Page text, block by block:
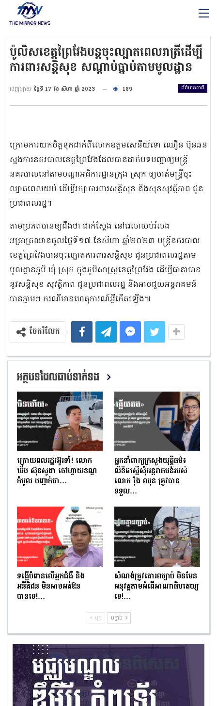
ប៉ូលិសខេត្តព្រៃវែងបន្តចុះល្បាតពេលរាត្រីដើម្បី
ការពារសន្តិសុខ សណ្ដាប់ធ្នាប់តាមមូលដ្ឋាន
ព័ត៌មានជាតិ
ចេញផ្សាយ ថ្ងៃទី 17 ខែ សីហា ឆ្នាំ 2023 189
ក្រោមការយកចិត្តទុកដាក់ពីលោកឧត្ដមសេនីយ៍ទោ ឈឿន ប៊ុនឆន
ស្នងការនគរបាលខេត្តព្រៃវែងដែលបានដាក់បទបញ្ជាឲ្យមន្ត្រី
នគរបាលនៅតាមបណ្ដាអធិការដ្ឋានក្រុង ស្រុក ឲ្យចាត់មន្ត្រីចុះ
ល្បាតពេលយប់ ដើម្បីរក្សាការពារសន្តិសុខ និងសុខសុវត្ថិភាព ជូន
ប្រជាពលរដ្ឋ។
តាមប្រភពបានឲ្យដឹងថា ជាក់ស្តែង នៅវេលាយប់រំលង
អធ្រាត្រឈានចូលថ្ងៃទី១៧ ខែសីហា ឆ្នាំ២០២៣ មន្ត្រីនគរបាល
ខេត្តព្រៃវែងបានចុះល្បាតការពារសន្តិសុខ ជូនប្រជាពលរដ្ឋតាម
មូលដ្ឋានភូមិ ឃុំ ស្រុក ក្នុងភូមិសាស្ត្រខេត្តព្រៃវែង ដើម្បីធានាបាន
នូវសន្តិសុខ សុវត្ថិភាព ជូនប្រជាពលរដ្ឋ និងអាចជួយអន្តរាគមន៍
បានភ្លាមៗ ករណីមានហេតុការណ៍អ្វីកើតឡើង៕
ចែករំលែក
អត្ថបទដែលជាប់ទាក់ទង
ក្រោយពលរដ្ឋរអ៊ូរទាំ! លោក
ឃឹម ស៊ុនសូដា ចៅហ្វាយខណ្ឌ
កំបូល បញ្ជាក់ថា…
អ្នកនាំពាក្យក្រសួងយុត្តិធម៌៖
លិខិតស្នើសុំអន្តរាគមន៍របស់
លោក រ៉ុង ឈុន ត្រូវបាន
ទទួល…
ទង្វើបំពានលើអ្នកជំងឺ និង
អនីតិជន មិនអាចអត់ឱន
បានទេ!…
សំណង់ត្រូវគោរពច្បាប់ មិនមែន
អនុវត្តតាមអំពើអាណាធិបតេយ្យ
ទេ!…
មុន បន្ទាប់